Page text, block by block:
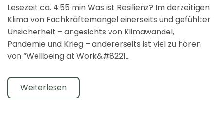
Lesezeit ca. 4:55 min Was ist Resilienz? Im derzeitigen
Klima von Fachkräftemangel einerseits und gefühlter
Unsicherheit – angesichts von Klimawandel,
Pandemie und Krieg – andererseits ist viel zu hören
von “Wellbeing at Work&#8221…
Weiterlesen